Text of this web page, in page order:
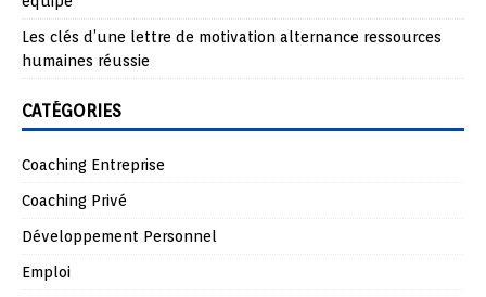
Les clés d’une lettre de motivation alternance ressources
humaines réussie
CATÉGORIES
Coaching Entreprise
Coaching Privé
Développement Personnel
Emploi